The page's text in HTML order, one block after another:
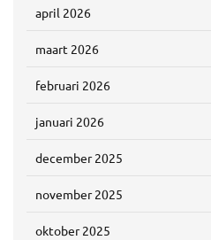
april 2026
maart 2026
februari 2026
januari 2026
december 2025
november 2025
oktober 2025